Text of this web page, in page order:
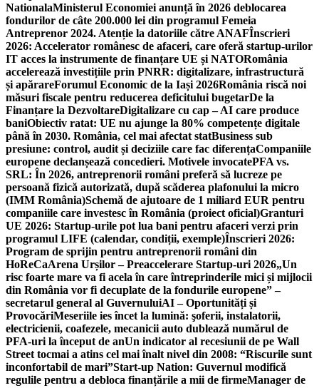
NationalaMinisterul Economiei anunță în 2026 deblocarea
fondurilor de câte 200.000 lei din programul Femeia
Antreprenor 2024. Atenție la datoriile către ANAFÎnscrieri
2026: Accelerator românesc de afaceri, care oferă startup-urilor
IT acces la instrumente de finanțare UE și NATORomânia
accelerează investițiile prin PNRR: digitalizare, infrastructură
și apărareForumul Economic de la Iași 2026România riscă noi
măsuri fiscale pentru reducerea deficitului bugetarDe la
Finanțare la DezvoltareDigitalizare cu cap – AI care produce
baniObiectiv ratat: UE nu ajunge la 80% competențe digitale
până în 2030. România, cel mai afectat statBusiness sub
presiune: control, audit și deciziile care fac diferențaCompaniile
europene declanșează concedieri. Motivele invocatePFA vs.
SRL: În 2026, antreprenorii români preferă să lucreze pe
persoană fizică autorizată, după scăderea plafonului la micro
(IMM România)Schemă de ajutoare de 1 miliard EUR pentru
companiile care investesc în România (proiect oficial)Granturi
UE 2026: Startup-urile pot lua bani pentru afaceri verzi prin
programul LIFE (calendar, condiții, exemple)Înscrieri 2026:
Program de sprijin pentru antreprenorii români din
HoReCaArena Urșilor – Preaccelerare Startup-uri 2026„Un
risc foarte mare va fi acela în care întreprinderile mici și mijlocii
din România vor fi decuplate de la fondurile europene” –
secretarul general al GuvernuluiAI – Oportunități și
ProvocăriMeseriile ies încet la lumină: şoferii, instalatorii,
electricienii, coafezele, mecanicii auto dublează numărul de
PFA-uri la început de anUn indicator al recesiunii de pe Wall
Street tocmai a atins cel mai înalt nivel din 2008: “Riscurile sunt
inconfortabil de mari”Start-up Nation: Guvernul modifică
regulile pentru a debloca finanțările a mii de firmeManager de